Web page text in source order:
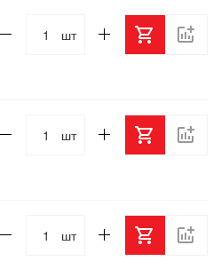
шт
шт
шт